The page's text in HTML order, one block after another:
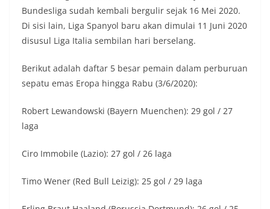
Bundesliga sudah kembali bergulir sejak 16 Mei 2020.
Di sisi lain, Liga Spanyol baru akan dimulai 11 Juni 2020
disusul Liga Italia sembilan hari berselang.
Berikut adalah daftar 5 besar pemain dalam perburuan
sepatu emas Eropa hingga Rabu (3/6/2020):
Robert Lewandowski (Bayern Muenchen): 29 gol / 27
laga
Ciro Immobile (Lazio): 27 gol / 26 laga
Timo Wener (Red Bull Leizig): 25 gol / 29 laga